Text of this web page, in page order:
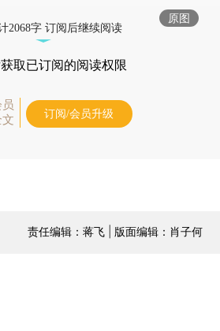
原图
2068字 订阅后继续阅读
取已订阅的阅读权限
订阅/会员升级
责任编辑：蒋飞 | 版面编辑：肖子何